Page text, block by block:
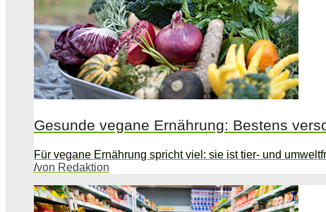
Gesunde vegane Ernährung: Bestens
Für vegane Ernährung spricht viel: sie ist tier- und
/von Redaktion